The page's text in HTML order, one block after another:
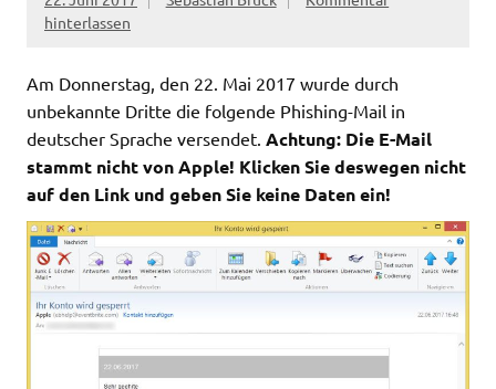
hinterlassen
Am Donnerstag, den 22. Mai 2017 wurde durch
unbekannte Dritte die folgende Phishing-Mail in
deutscher Sprache versendet. Achtung: Die E-Mail
stammt nicht von Apple! Klicken Sie deswegen nicht
auf den Link und geben Sie keine Daten ein!